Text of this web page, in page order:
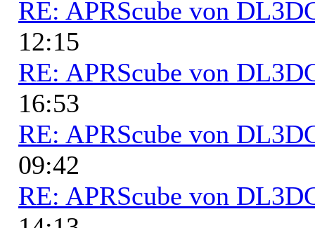
RE: APRScube von
12:15
RE: APRScube von
16:53
RE: APRScube von
09:42
RE: APRScube von